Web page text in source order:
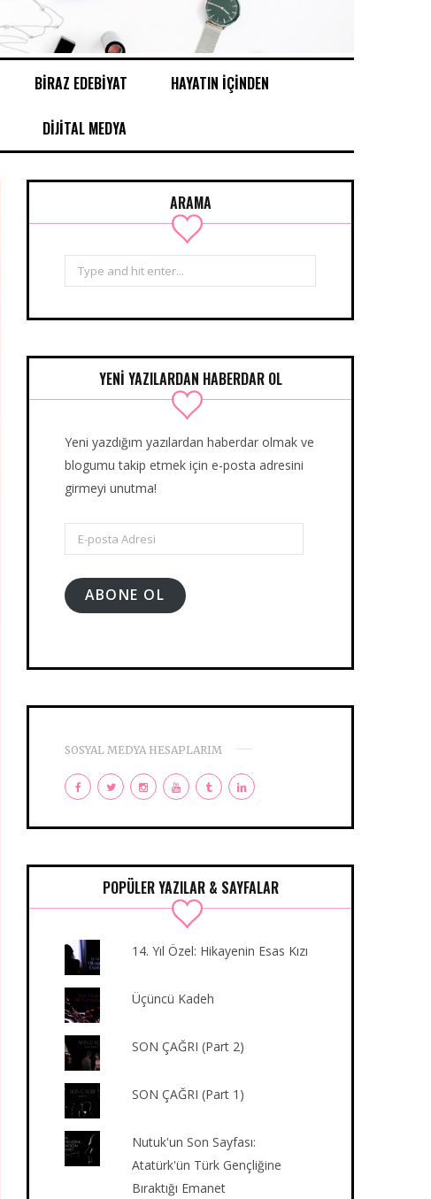
BİRAZ EDEBİYAT HAYATIN İÇİNDEN
DİJİTAL MEDYA
ARAMA
Search
for:
YENİ YAZILARDAN HABERDAR OL
Yeni yazdığım yazılardan haberdar olmak ve
blogumu takip etmek için e-posta adresini
girmeyi unutma!
posta
Adresi
ABONE OL
SOSYAL MEDYA HESAPLARIM
F
a
T
w
e
I
n
g
Y
o
b
e
T
u
r
L
i
d
POPÜLER YAZILAR & SAYFALAR
14. Yıl Özel: Hikayenin Esas Kızı
Üçüncü Kadeh
SON ÇAĞRI (Part 2)
SON ÇAĞRI (Part 1)
Nutuk'un Son Sayfası:
Atatürk'ün Türk Gençliğine
Bıraktığı Emanet